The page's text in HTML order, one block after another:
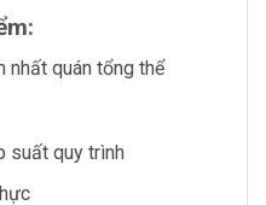
nhất quán tổng thể
suất quy trình